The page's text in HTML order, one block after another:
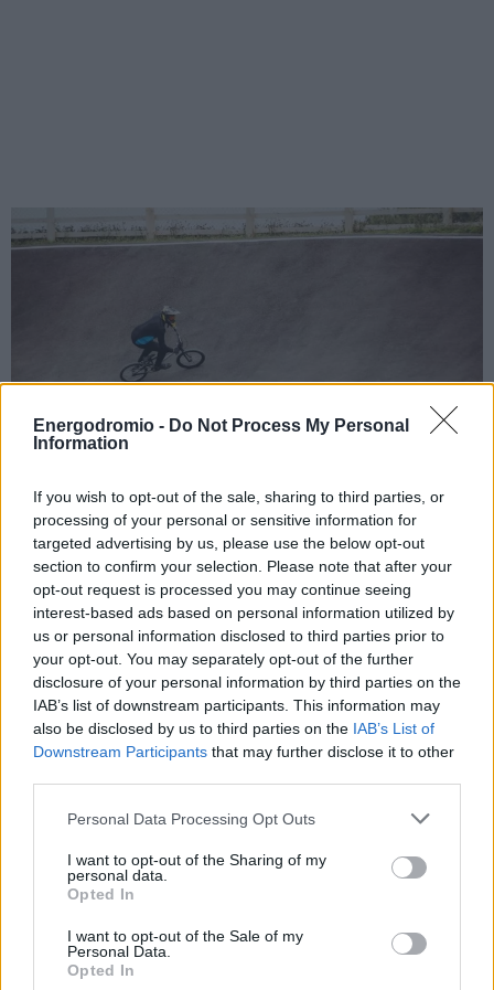
Energodromio - Do Not Process My Personal
Information
If you wish to opt-out of the sale, sharing to third parties, or
processing of your personal or sensitive information for
targeted advertising by us, please use the below opt-out
section to confirm your selection. Please note that after your
opt-out request is processed you may continue seeing
interest-based ads based on personal information utilized by
us or personal information disclosed to third parties prior to
your opt-out. You may separately opt-out of the further
disclosure of your personal information by third parties on the
IAB’s list of downstream participants. This information may
also be disclosed by us to third parties on the IAB’s List of
Downstream Participants that may further disclose it to other
Personal Data Processing Opt Outs
I want to opt-out of the Sharing of my
personal data.
Opted In
I want to opt-out of the Sale of my
Personal Data.
Opted In
Σύγχρονο πάρκο ποδηλασίας με
πίστα για skateboard στα Γιαννιτσά –
Στις 450.000 ο προϋπολογισμός
Θα περιλαμβάνει σύγχρονο πάρκο ποδηλασίας, ειδική
πίστα τροχοσανίδας, χώρους άθλησης και ψυχαγωγίας για
νέους, με ασφαλείς και οργανωμένες υποδομές